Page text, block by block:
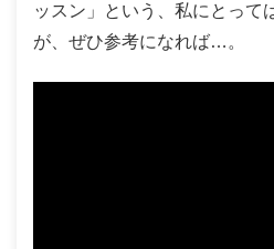
ッスン」という、私にとって
が、ぜひ参考になれば…。